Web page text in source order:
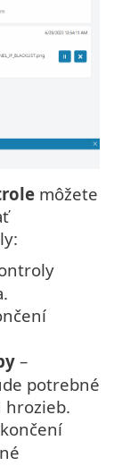
môžete
–
potrebné
hrozieb.